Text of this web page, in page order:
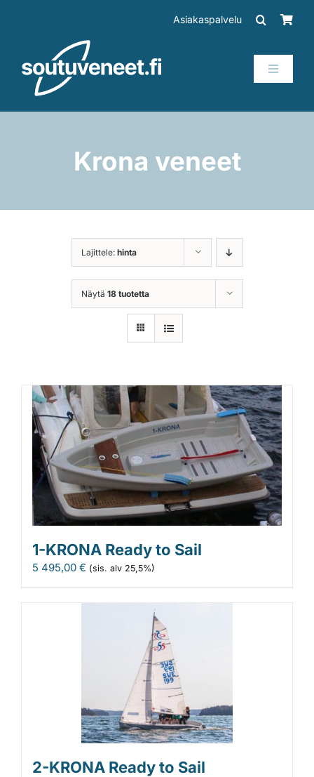
Asiakaspalvelu
Toggle
Perämoottorit
Valmistajat
Rahoitus
Asiakaskokemuksia
Krona veneet
Lajittele: hinta
Näytä 18 tuotetta
1-KRONA Ready to Sail
5 495,00 € (sis. alv 25,5%)
2-KRONA Ready to Sail